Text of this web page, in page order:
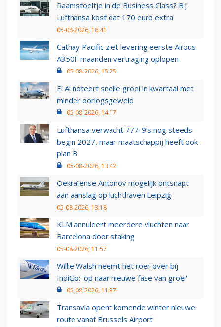
Raamstoeltje in de Business Class? Bij
Lufthansa kost dat 170 euro extra
05-08-2026, 16:41
Cathay Pacific ziet levering eerste Airbus
A350F maanden vertraging oplopen
05-08-2026, 15:25
El Al noteert snelle groei in kwartaal met
minder oorlogsgeweld
05-08-2026, 14:17
Lufthansa verwacht 777-9’s nog steeds
begin 2027, maar maatschappij heeft ook
plan B
05-08-2026, 13:42
Oekraïense Antonov mogelijk ontsnapt
aan aanslag op luchthaven Leipzig
05-08-2026, 13:18
KLM annuleert meerdere vluchten naar
Barcelona door staking
05-08-2026, 11:57
Willie Walsh neemt het roer over bij
IndiGo: 'op naar nieuwe fase van groei'
05-08-2026, 11:37
Transavia opent komende winter nieuwe
route vanaf Brussels Airport